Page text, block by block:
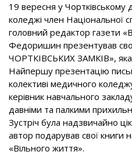
19 вересня у
коледжі член Національної
головний редактор газети
Федоришин презентував
ЧОРТКІВСЬКИХ ЗАМКІВ»,
Найпершу презентацію
колективі медичного
керівник навчального
давніми та палкими
Зустріч була надзвичайно
автор подарував свої книги
«Вільного життя».